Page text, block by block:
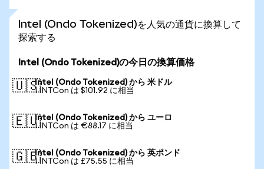
Intel (Ondo Tokenized)を人気の通貨に換算して
探索する
Intel (Ondo Tokenized)の今日の換算価格
🇺🇸Intel (Ondo Tokenized) から 米ドル
1 INTCon は $101.92 に相当
🇪🇺Intel (Ondo Tokenized) から ユーロ
1 INTCon は €88.17 に相当
🇬🇧Intel (Ondo Tokenized) から 英ポンド
1 INTCon は £75.55 に相当